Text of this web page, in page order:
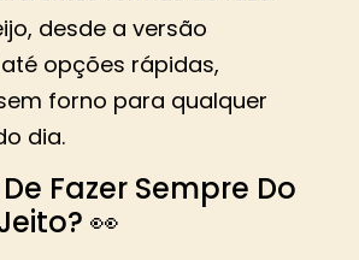
desde a versão
opções rápidas,
forno para qualquer
dia.
Fazer Sempre Do
👀